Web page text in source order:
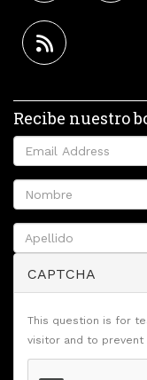
Recibe nuestro
CAPTCHA
This question is for
visitor and to prevent